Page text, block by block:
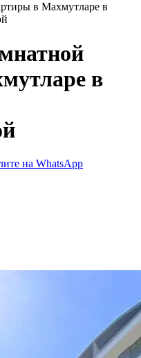
в Махмутларе в
в
на WhatsApp